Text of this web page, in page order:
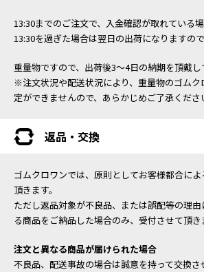
13:30までのご注文で、入金確認が取れている場
13:30を過ぎた場合は翌日の出荷になりますの
重量物ですので、出荷後3～4日の納期を頂戴し
※注文状況や配送状況により、重量物のゴムク
定ができませんので、あらかじめご了承くださ
返品・交換
ゴムクロワンでは、原則としてお客様都合に
頂きます。
ただし返品対象が不良品、または誤配等の理
る商品をご納品した場合のみ、受付させて頂き
注文と異なる商品が届けられた場合
不良品、配送事故の場合は誠意を持って交換さ